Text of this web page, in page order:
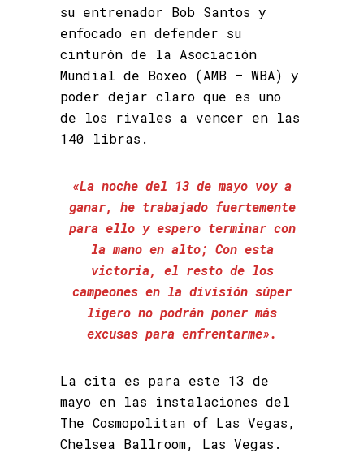
su entrenador Bob Santos y
enfocado en defender su
cinturón de la Asociación
Mundial de Boxeo (AMB – WBA) y
poder dejar claro que es uno
de los rivales a vencer en las
140 libras.
«La noche del 13 de mayo voy a
ganar, he trabajado fuertemente
para ello y espero terminar con
la mano en alto; Con esta
victoria, el resto de los
campeones en la división súper
ligero no podrán poner más
excusas para enfrentarme».
La cita es para este 13 de
mayo en las instalaciones del
The Cosmopolitan of Las Vegas,
Chelsea Ballroom, Las Vegas.